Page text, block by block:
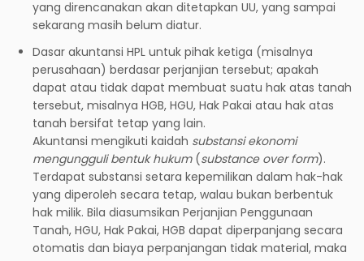
yang direncanakan akan ditetapkan UU, yang sampai
sekarang masih belum diatur.
Dasar akuntansi HPL untuk pihak ketiga (misalnya
perusahaan) berdasar perjanjian tersebut; apakah
dapat atau tidak dapat membuat suatu hak atas tanah
tersebut, misalnya HGB, HGU, Hak Pakai atau hak atas
tanah bersifat tetap yang lain.
Akuntansi mengikuti kaidah substansi ekonomi
mengungguli bentuk hukum (substance over form).
Terdapat substansi setara kepemilikan dalam hak-hak
yang diperoleh secara tetap, walau bukan berbentuk
hak milik. Bila diasumsikan Perjanjian Penggunaan
Tanah, HGU, Hak Pakai, HGB dapat diperpanjang secara
otomatis dan biaya perpanjangan tidak material, maka